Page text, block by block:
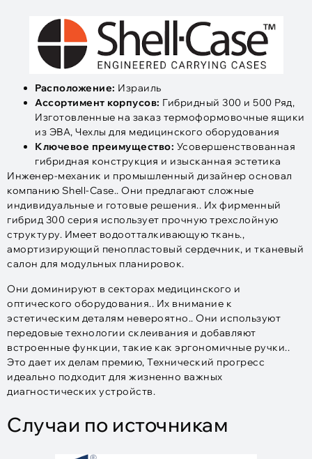
Расположение: Израиль
Ассортимент корпусов: Гибридный 300 и 500 Ряд,
Изготовленные на заказ термоформовочные ящики
из ЭВА, Чехлы для медицинского оборудования
Ключевое преимущество: Усовершенствованная
гибридная конструкция и изысканная эстетика
Инженер-механик и промышленный дизайнер основал
компанию Shell-Case.. Они предлагают сложные
индивидуальные и готовые решения.. Их фирменный
гибрид 300 серия использует прочную трехслойную
структуру. Имеет водоотталкивающую ткань.,
амортизирующий пенопластовый сердечник, и тканевый
салон для модульных планировок.
Они доминируют в секторах медицинского и
оптического оборудования.. Их внимание к
эстетическим деталям невероятно.. Они используют
передовые технологии склеивания и добавляют
встроенные функции, такие как эргономичные ручки..
Это дает их делам премию, Технический прогресс
идеально подходит для жизненно важных
диагностических устройств.
Случаи по источникам